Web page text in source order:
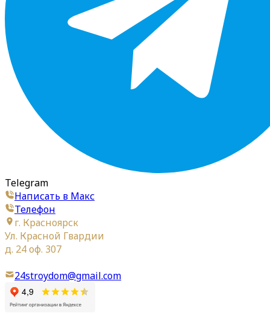
Telegram
Написать в Макс
Телефон
г. Красноярск
Ул. Красной Гвардии
д. 24 оф. 307
24stroydom@gmail.com